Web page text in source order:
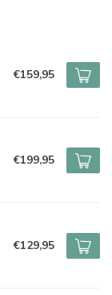
€159,95
€199,95
€129,95